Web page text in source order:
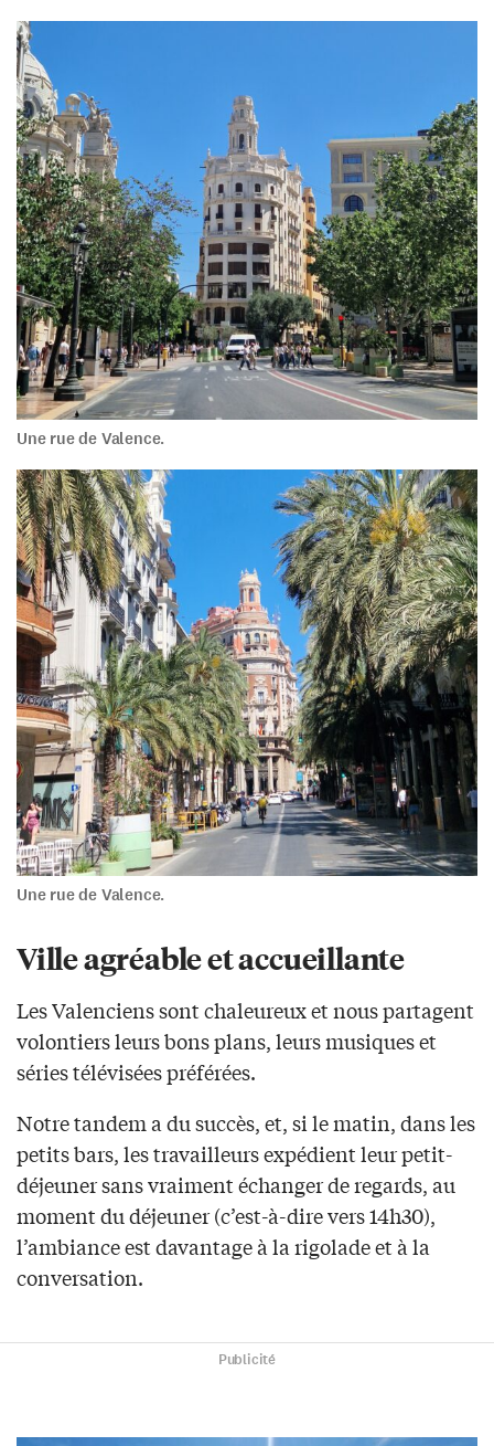
Une rue de Valence.
Une rue de Valence.
Ville agréable et accueillante
Les Valenciens sont chaleureux et nous partagent
volontiers leurs bons plans, leurs musiques et
séries télévisées préférées.
Notre tandem a du succès, et, si le matin, dans les
petits bars, les travailleurs expédient leur petit-
déjeuner sans vraiment échanger de regards, au
moment du déjeuner (c’est-à-dire vers 14h30),
l’ambiance est davantage à la rigolade et à la
conversation.
Publicité